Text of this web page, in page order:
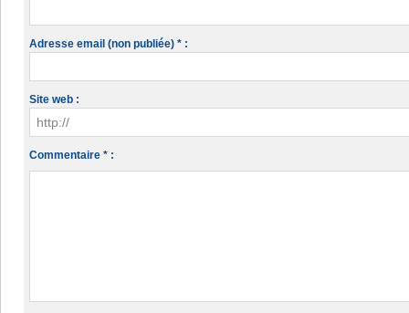
Adresse email (non publiée) * :
Site web :
Commentaire * :